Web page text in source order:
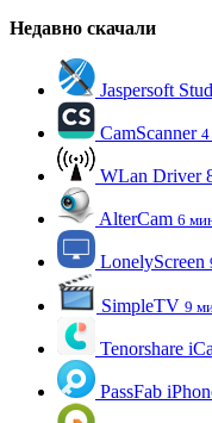
Недавно скачали
Jaspersoft
CamScanner 4
WLan Driver
AlterCam 6
LonelyScreen
SimpleTV 9
Tenorshare
PassFab